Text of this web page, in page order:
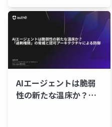
AIエージェントは脆弱
性の新たな温床か？